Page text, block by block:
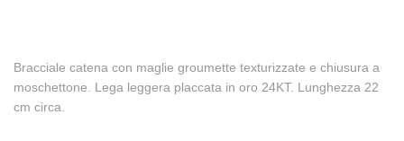
Bracciale catena con maglie groumette texturizzate e chiusura a
moschettone. Lega leggera placcata in oro 24KT. Lunghezza 22
cm circa.